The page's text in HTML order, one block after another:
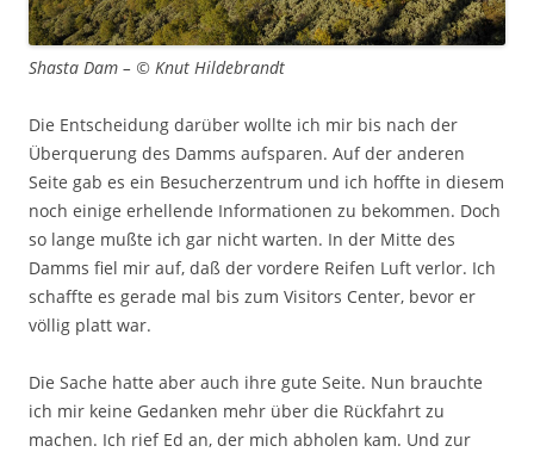
Shasta Dam – © Knut Hildebrandt
Die Entscheidung darüber wollte ich mir bis nach der
Überquerung des Damms aufsparen. Auf der anderen
Seite gab es ein Besucherzentrum und ich hoffte in diesem
noch einige erhellende Informationen zu bekommen. Doch
so lange mußte ich gar nicht warten. In der Mitte des
Damms fiel mir auf, daß der vordere Reifen Luft verlor. Ich
schaffte es gerade mal bis zum Visitors Center, bevor er
völlig platt war.
Die Sache hatte aber auch ihre gute Seite. Nun brauchte
ich mir keine Gedanken mehr über die Rückfahrt zu
machen. Ich rief Ed an, der mich abholen kam. Und zur